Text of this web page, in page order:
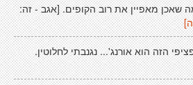
שאכן מאפיין את רוב הקופים. [אגב - זה:
הזה הוא אורנג'... נגנבתי לחלוטין.